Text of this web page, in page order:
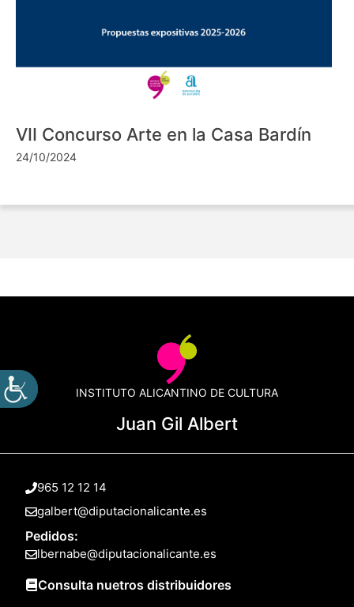
VII Concurso Arte en la Casa Bardín
24/10/2024
INSTITUTO ALICANTINO DE CULTURA
Juan Gil Albert
965 12 12 14
galbert@diputacionalicante.es
Pedidos:
lbernabe@diputacionalicante.es
Consulta nuetros distribuidores